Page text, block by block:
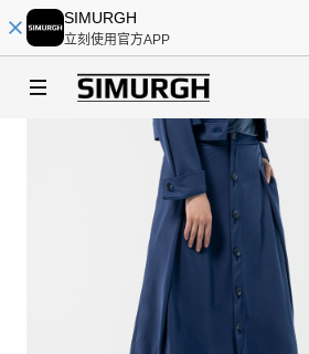
SIMURGH
立刻使用官方APP